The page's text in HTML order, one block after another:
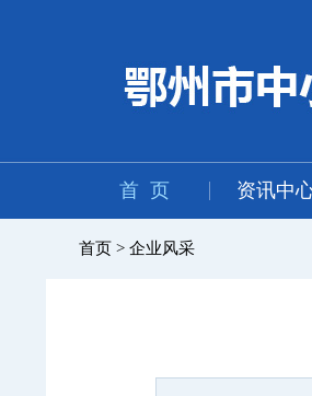
首 页 资讯中
首页 > 企业风采